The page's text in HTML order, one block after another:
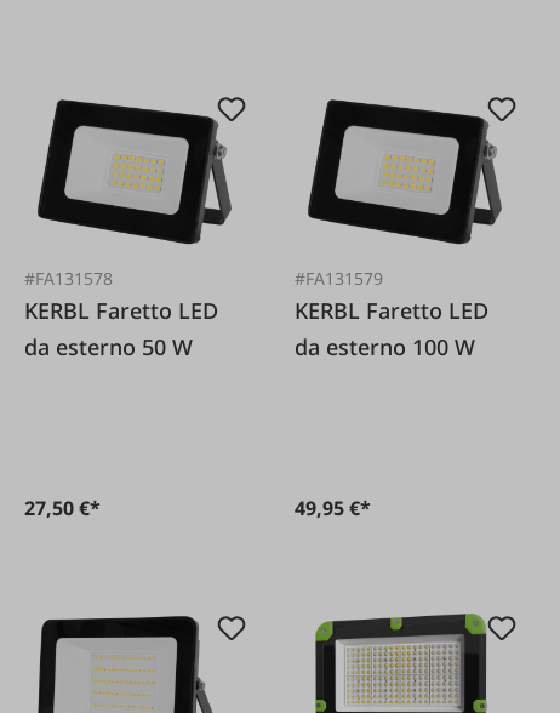
#FA131578
KERBL Faretto LED
da esterno 50 W
27,50 €*
#FA131579
KERBL Faretto LED
da esterno 100 W
49,95 €*